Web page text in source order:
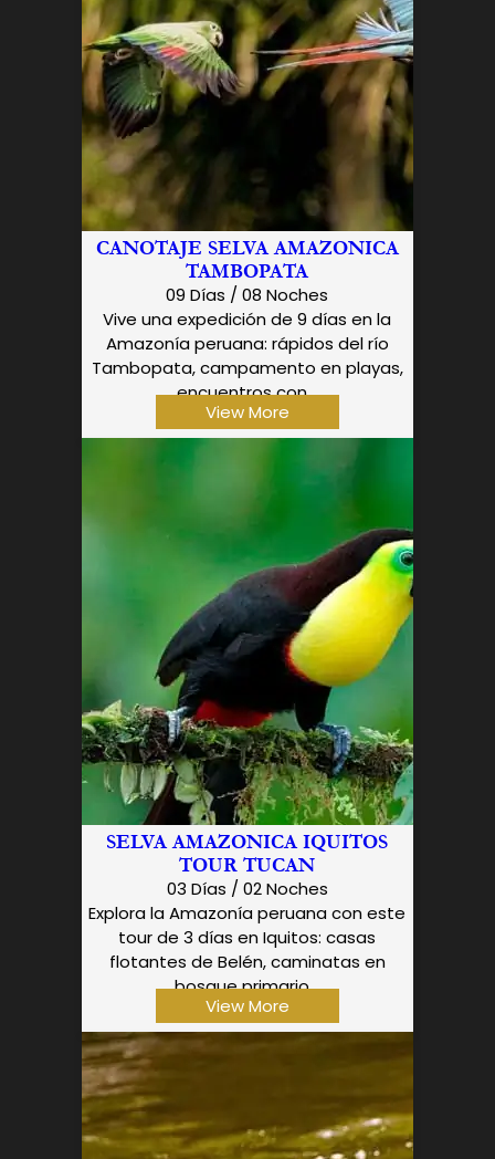
CANOTAJE SELVA AMAZONICA
TAMBOPATA
09 Días / 08 Noches
Vive una expedición de 9 días en la
Amazonía peruana: rápidos del río
Tambopata, campamento en playas,
encuentros con...
View More
SELVA AMAZONICA IQUITOS
TOUR TUCAN
03 Días / 02 Noches
Explora la Amazonía peruana con este
tour de 3 días en Iquitos: casas
flotantes de Belén, caminatas en
bosque primario...
View More